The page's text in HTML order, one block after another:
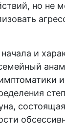
но не
и
состоящая